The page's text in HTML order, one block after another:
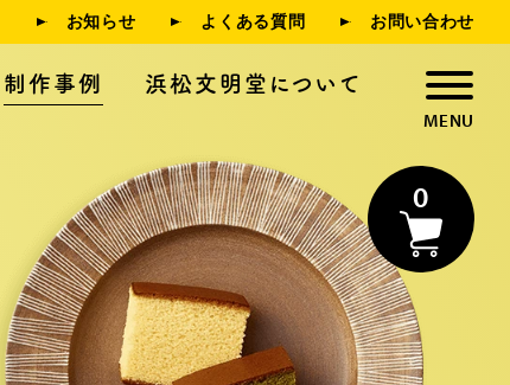
お知らせ よくある質問 お問い合わせ
制作事例 浜松文明堂について
0
浜松文明堂について
お知らせ